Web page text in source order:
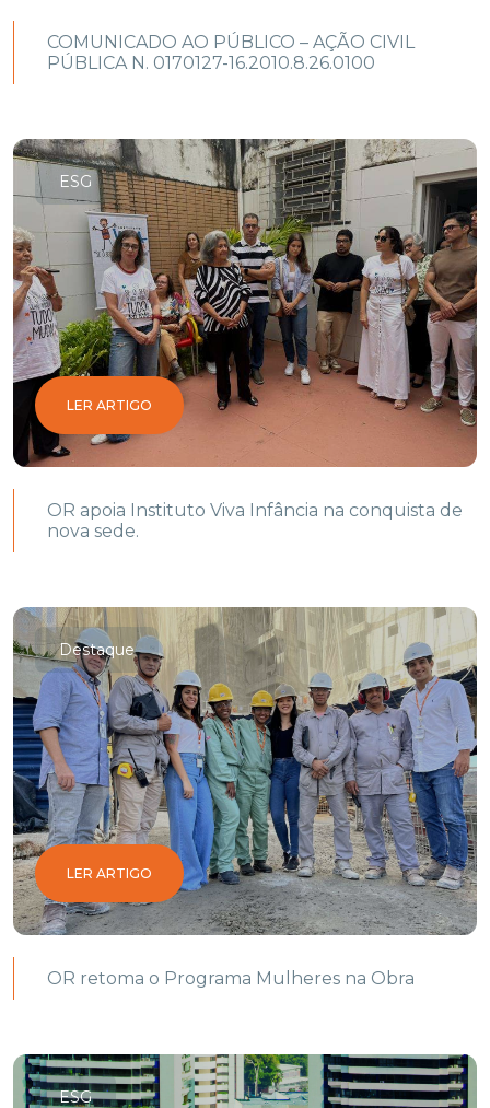
COMUNICADO AO PÚBLICO – AÇÃO CIVIL
PÚBLICA N. 0170127-16.2010.8.26.0100
ESG
LER ARTIGO
OR apoia Instituto Viva Infância na conquista de
nova sede.
Destaque
LER ARTIGO
OR retoma o Programa Mulheres na Obra
ESG